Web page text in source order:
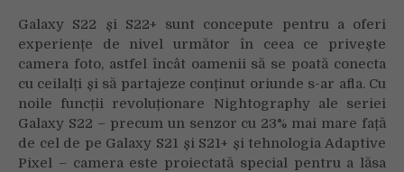
Galaxy S22 și S22+ sunt concepute pentru a oferi
experiențe de nivel următor în ceea ce privește
camera foto, astfel încât oamenii să se poată conecta
cu ceilalți și să partajeze conținut oriunde s-ar afla. Cu
noile funcții revoluționare Nightography ale seriei
Galaxy S22 – precum un senzor cu 23% mai mare față
de cel de pe Galaxy S21 și S21+ și tehnologia Adaptive
Pixel – camera este proiectată special pentru a lăsa